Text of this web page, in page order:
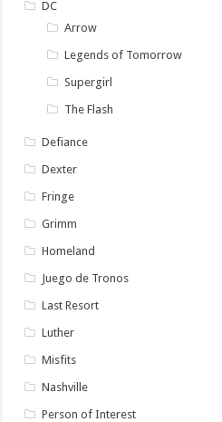
DC
Arrow
Legends of Tomorrow
Supergirl
The Flash
Defiance
Dexter
Fringe
Grimm
Homeland
Juego de Tronos
Last Resort
Luther
Misfits
Nashville
Person of Interest